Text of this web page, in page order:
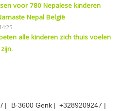
voor 780 Nepalese kinderen
Nepal België
alle kinderen zich thuis voelen
B-3600 Genk
+3289209247